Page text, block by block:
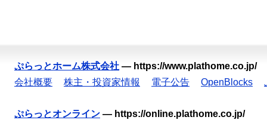
ぷらっとホーム株式会社 — https://www.plathome.co.jp/
会社概要
株主・投資家情報 電子公告 OpenBlocks
ぷらっとオンライン — https://online.plathome.co.jp/